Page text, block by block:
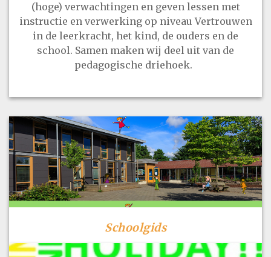
(hoge) verwachtingen en geven lessen met
instructie en verwerking op niveau Vertrouwen
in de leerkracht, het kind, de ouders en de
school. Samen maken wij deel uit van de
pedagogische driehoek.
Schoolgids